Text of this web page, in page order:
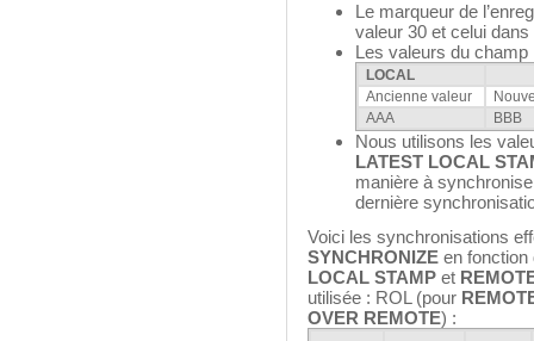
Le marqueur de
valeur 30 et celui
Les valeurs du
LOCAL
Ancienne valeur
AAA
BBB
Nous utilisons les
LATEST LOCAL
manière à
dernière
Voici les synchronisations
SYNCHRONIZE en
LOCAL STAMP et
utilisée : ROL (pour
OVER REMOTE) :